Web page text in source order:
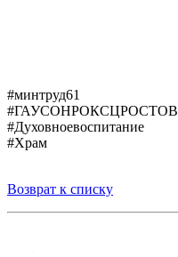
#минтруд61
#ГАУСОНРОКСЦРОСТОВ
#Духовноевоспитание
#Храм
Возврат к списку